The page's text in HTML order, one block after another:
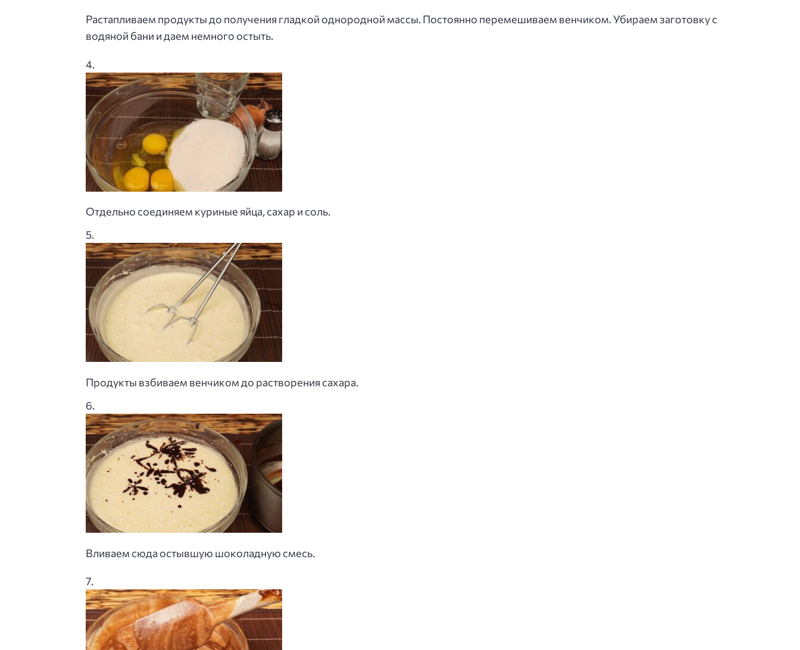
Растапливаем продукты до получения гладкой однородной массы. Постоянно перемешиваем венчиком. Убираем заготовку с
водяной бани и даем немного остыть.
Отдельно соединяем куриные яйца, сахар и соль.
Продукты взбиваем венчиком до растворения сахара.
Вливаем сюда остывшую шоколадную смесь.